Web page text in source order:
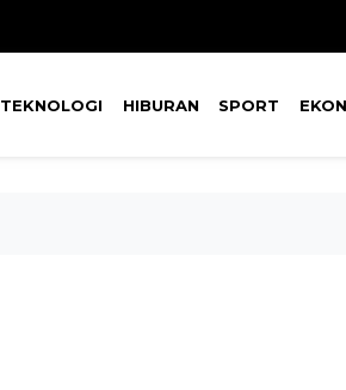
TEKNOLOGI HIBURAN SPORT